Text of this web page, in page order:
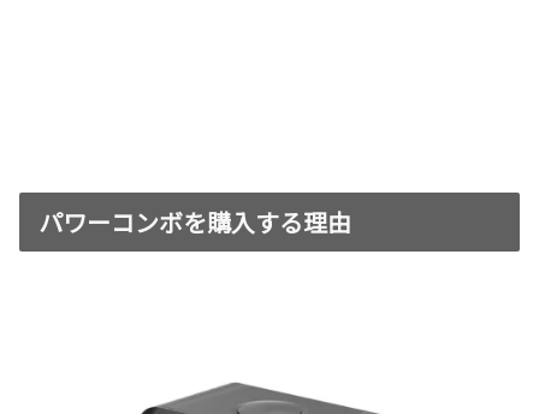
パワーコンボを購入する理由